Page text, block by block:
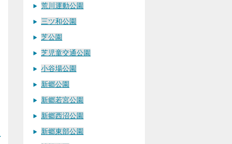
荒川運動公園
三ツ和公園
芝公園
芝児童交通公園
小谷場公園
新郷公園
新郷若宮公園
新郷西沼公園
新郷東部公園